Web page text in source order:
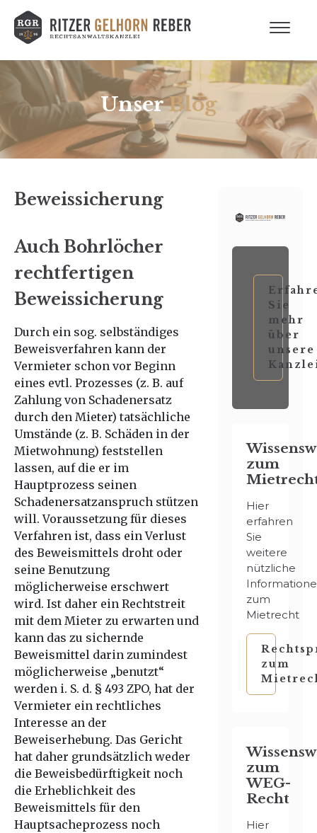
UnserBlog
Beweissicherung
Auch Bohrlöcher
rechtfertigen
Beweissicherung
Durch ein sog. selbständiges
Beweisverfahren kann der
Vermieter schon vor Beginn
eines evtl. Prozesses (z. B. auf
Zahlung von Schadenersatz
durch den Mieter) tatsächliche
Umstände (z. B. Schäden in der
Mietwohnung) feststellen
lassen, auf die er im
Hauptprozess seinen
Schadenersatzanspruch stützen
will. Voraussetzung für dieses
Verfahren ist, dass ein Verlust
des Beweismittels droht oder
seine Benutzung
möglicherweise erschwert
wird. Ist daher ein Rechtstreit
mit dem Mieter zu erwarten und
kann das zu sichernde
Beweismittel darin zumindest
möglicherweise „benutzt“
werden i. S. d. § 493 ZPO, hat der
Vermieter ein rechtliches
Interesse an der
Beweiserhebung. Das Gericht
hat daher grundsätzlich weder
die Beweisbedürftigkeit noch
die Erheblichkeit des
Beweismittels für den
Hauptsacheprozess noch
Sie
mehr
über
unsere
zum
Hier
erfahren
Sie
weitere
nützliche
zum
Mietrecht
zum
zum
WEG-
Recht
Hier